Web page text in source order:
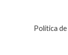
Política